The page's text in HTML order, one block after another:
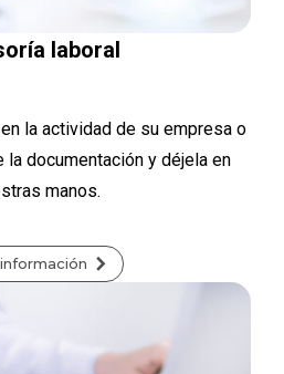
laboral
la actividad de su empresa o
documentación y déjela en
manos.